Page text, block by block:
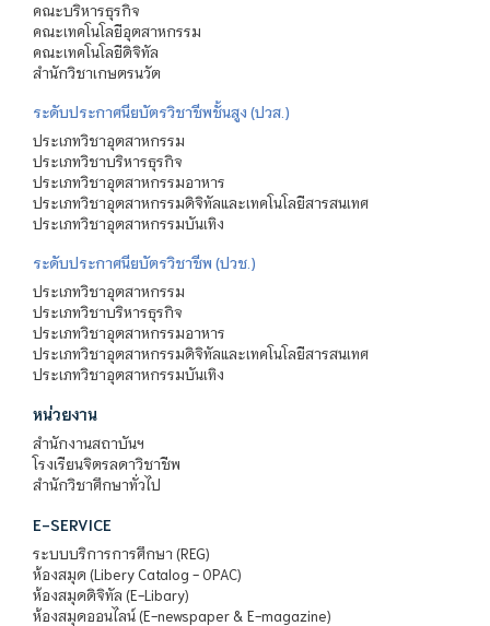
คณะบริหารธุรกิจ
คณะเทคโนโลยีอุตสาหกรรม
คณะเทคโนโลยีดิจิทัล
สำนักวิชาเกษตรนวัต
ระดับประกาศนียบัตรวิชาชีพชั้นสูง (ปวส.)
ประเภทวิชาอุตสาหกรรม
ประเภทวิชาบริหารธุรกิจ
ประเภทวิชาอุตสาหกรรมอาหาร
ประเภทวิชาอุตสาหกรรมดิจิทัลและเทคโนโลยีสารสนเทศ
ประเภทวิชาอุตสาหกรรมบันเทิง
ระดับประกาศนียบัตรวิชาชีพ (ปวช.)
ประเภทวิชาอุตสาหกรรม
ประเภทวิชาบริหารธุรกิจ
ประเภทวิชาอุตสาหกรรมอาหาร
ประเภทวิชาอุตสาหกรรมดิจิทัลและเทคโนโลยีสารสนเทศ
ประเภทวิชาอุตสาหกรรมบันเทิง
หน่วยงาน
สำนักงานสถาบันฯ
โรงเรียนจิตรลดาวิชาชีพ
สำนักวิชาศึกษาทั่วไป
E-SERVICE
ระบบบริการการศึกษา (REG)
ห้องสมุด (Libery Catalog - OPAC)
ห้องสมุดดิจิทัล (E-Libary)
ห้องสมุดออนไลน์ (E-newspaper & E-magazine)